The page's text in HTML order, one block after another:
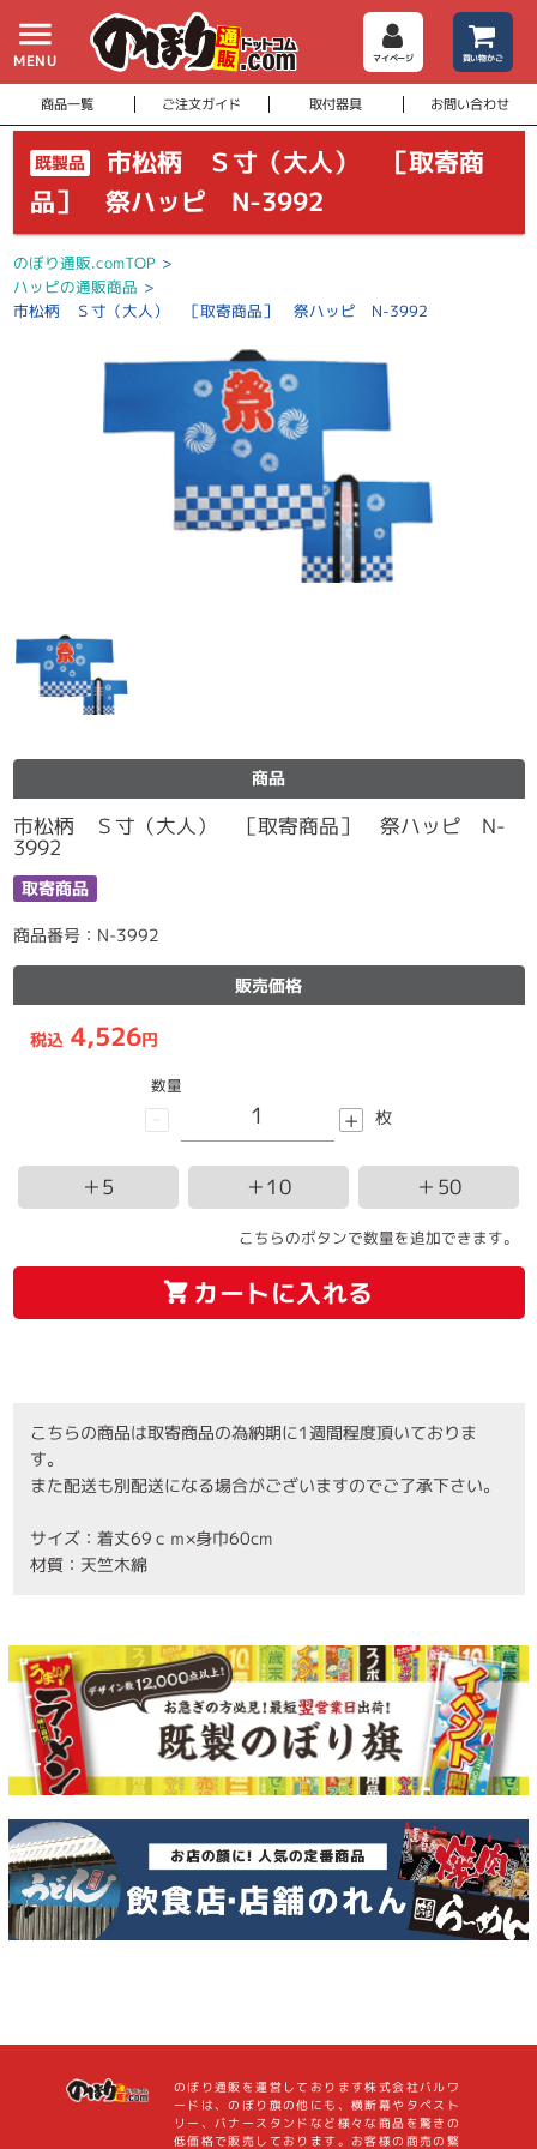
menu
MENU マイページ 買い物かご
商品一覧 ご注文ガイド 取付器具 お問い合わせ
既製品
市松柄 Ｓ寸（大人） ［取寄商
品］ 祭ハッピ N-3992
のぼり通販.comTOP >
ハッピの通販商品 >
市松柄 Ｓ寸（大人） ［取寄商品］ 祭ハッピ N-3992
商品
市松柄 Ｓ寸（大人） ［取寄商品］ 祭ハッピ N-
3992
取寄商品
商品番号：N-3992
販売価格
税込4,526円
-
数量
+ 枚
＋5 ＋10 ＋50
こちらのボタンで数量を追加できます。
カートに入れる
こちらの商品は取寄商品の為納期に1週間程度頂いておりま
す。
また配送も別配送になる場合がございますのでご了承下さい。
サイズ：着丈69ｃｍ×身巾60cm
材質：天竺木綿
のぼり通販を運営しております株式会社バルワ
ードは、のぼり旗の他にも、横断幕やタペスト
リー、バナースタンドなど様々な商品を驚きの
低価格で販売しております。お客様の商売の繁